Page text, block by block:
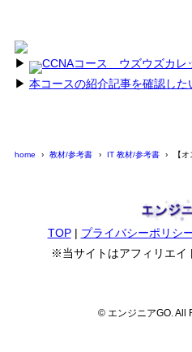
▶︎
CCNAコース ウズウズカレ
▶︎ 本コースの紹介記事を確認した
home 教材/参考書 IT 教材/参考書 【
TOP| プライバシーポリシ
※当サイトはアフィリエイ
© エンジニアGO. All